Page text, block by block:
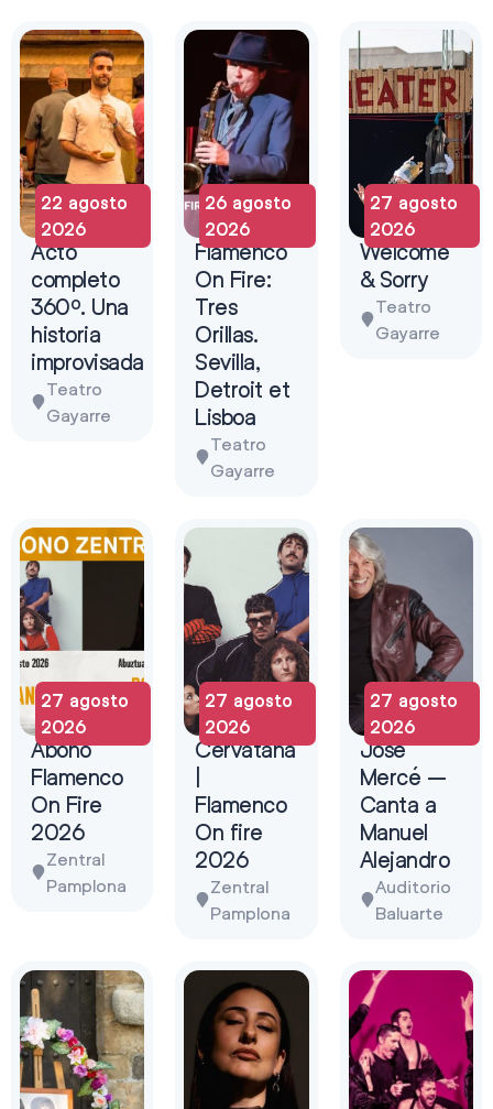
22 agosto
2026
Acto
completo
360º. Una
historia
improvisada
Teatro
Gayarre
26 agosto
2026
Flamenco
On Fire:
Tres
Orillas.
Sevilla,
Detroit et
Lisboa
Teatro
Gayarre
27 agosto
2026
Welcome
& Sorry
Teatro
Gayarre
27 agosto
2026
Abono
Flamenco
On Fire
2026
Zentral
Pamplona
27 agosto
2026
Cervatana
Flamenco
On fire
2026
Zentral
Pamplona
27 agosto
2026
José
Mercé –
Canta a
Manuel
Alejandro
Auditorio
Baluarte